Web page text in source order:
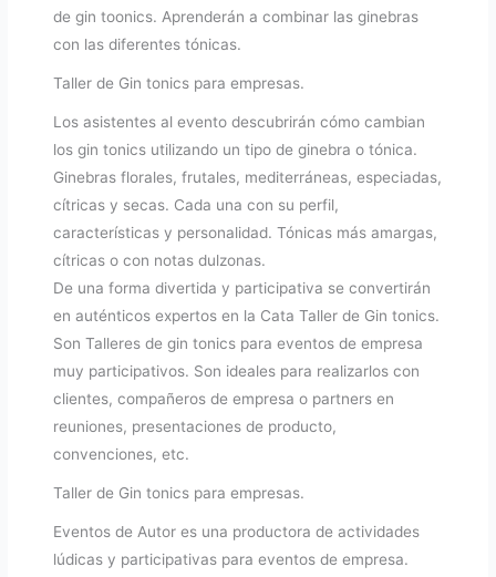
de gin toonics. Aprenderán a combinar las ginebras
con las diferentes tónicas.
Taller de Gin tonics para empresas.
Los asistentes al evento descubrirán cómo cambian
los gin tonics utilizando un tipo de ginebra o tónica.
Ginebras florales, frutales, mediterráneas, especiadas,
cítricas y secas. Cada una con su perfil,
características y personalidad. Tónicas más amargas,
cítricas o con notas dulzonas.
De una forma divertida y participativa se convertirán
en auténticos expertos en la Cata Taller de Gin tonics.
Son Talleres de gin tonics para eventos de empresa
muy participativos. Son ideales para realizarlos con
clientes, compañeros de empresa o partners en
reuniones, presentaciones de producto,
convenciones, etc.
Taller de Gin tonics para empresas.
Eventos de Autor es una productora de actividades
lúdicas y participativas para eventos de empresa.